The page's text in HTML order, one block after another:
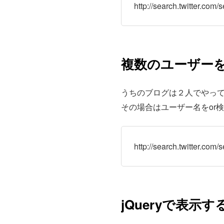
http://
複数のユーザー
うちのブログは２人でやっ
その場合はユーザー名をor
http://
jQueryで表示す